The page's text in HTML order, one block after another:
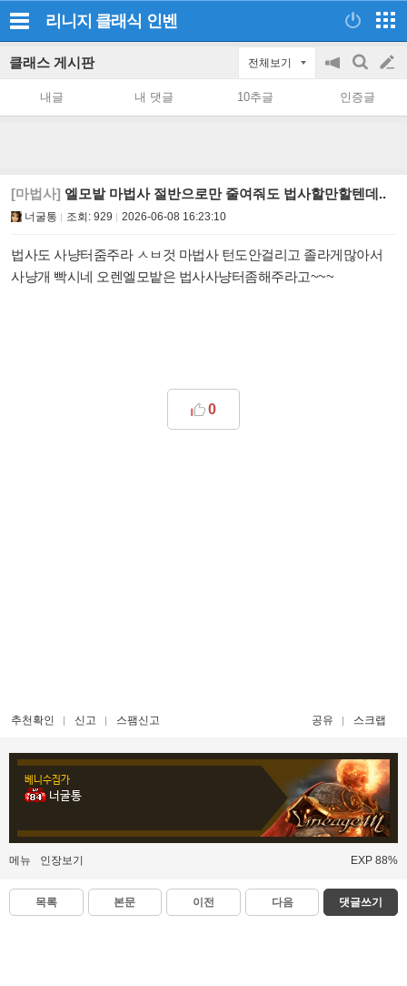
리니지 클래식 인벤
클래스 게시판 전체보기
공
on/off
검
색
글
쓰
내글 내 댓글 10추글 인증글
[마법사] 엘모밭 마법사 절반으로만 줄여줘도 법사할만할텐데..
너굴통 조회: 929 2026-06-08 16:23:10
법사도 사냥터줌주라 ㅅㅂ것 마법사 턴도안걸리고 졸라게많아서
사냥개 빡시네 오렌엘모밭은 법사사냥터좀해주라고~~~
0
추천확인 신고 스팸신고 공유 스크랩
베니수집가
너굴통
메뉴 인장보기 EXP 88%
목록 본문 이전 다음 댓글쓰기